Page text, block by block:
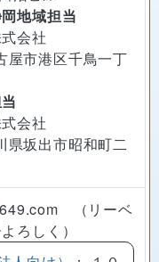
地域担当
会社
市港区千鳥一丁
会社
坂出市昭和町二
（リーベ
ろしく）